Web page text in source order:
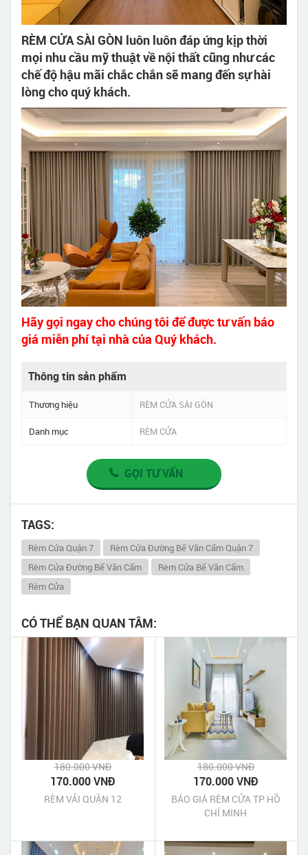
RÈM CỬA SÀI GÒN luôn luôn đáp ứng kịp thời
mọi nhu cầu mỹ thuật về nội thất cũng như các
chế độ hậu mãi chắc chắn sẽ mang đến sự hài
lòng cho quý khách.
Hãy gọi ngay cho chúng tôi để được tư vấn báo
giá miễn phí tại nhà của Quý khách.
Thông tin sản phẩm
Thương hiệu RÈM CỬA SÀI GÒN
Danh mục RÈM CỬA
GỌI TƯ VẤN
TAGS:
Rèm Cửa Quận 7
Rèm Cửa Đường Bế Văn Cấm Quận 7
Rèm Cửa Đường Bế Văn Cấm
Rèm Cửa Bế Văn Cấm
Rèm Cửa
CÓ THỂ BẠN QUAN TÂM:
180.000 VNĐ
170.000 VNĐ
RÈM VẢI QUẬN 12
180.000 VNĐ
170.000 VNĐ
BÁO GIÁ RÈM CỬA TP HỒ
CHÍ MINH